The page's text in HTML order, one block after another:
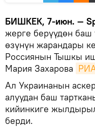
БИШКЕК, 7-июн. —
жерге берүүдөн баш
өзүнүн жарандары
Россиянын Тышкы
Мария Захарова
Ал Украинанын
алуудан баш
кийинкиге
берди.